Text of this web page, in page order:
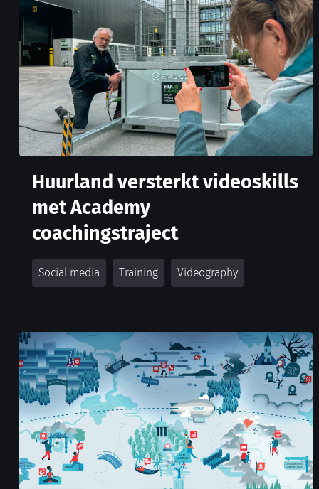
Huurland versterkt videoskills
met Academy
coachingstraject
Social media Training Videography